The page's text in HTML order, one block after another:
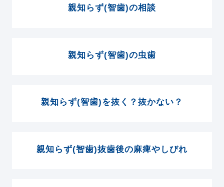
親知らず(智歯)の相談
親知らず(智歯)の虫歯
親知らず(智歯)を抜く？抜かない？
親知らず(智歯)抜歯後の麻痺やしびれ